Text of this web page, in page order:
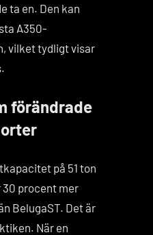
ta en. Den kan
A350-
vilket tydligt visar
förändrade
på 51 ton
30 procent mer
BelugaST. Det är
När en